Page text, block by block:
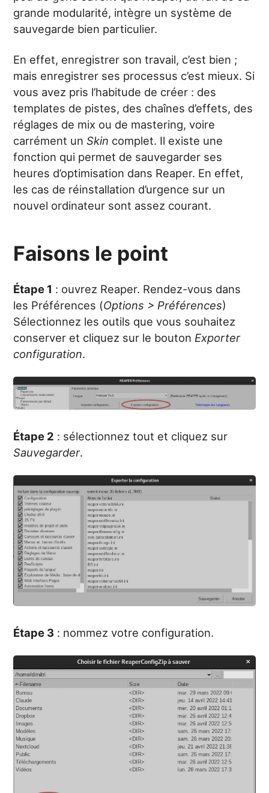
grande modularité, intègre un système de
sauvegarde bien particulier.
En effet, enregistrer son travail, c’est bien ;
mais enregistrer ses processus c’est mieux. Si
vous avez pris l’habitude de créer : des
templates de pistes, des chaînes d’effets, des
réglages de mix ou de mastering, voire
carrément unSkin complet. Il existe une
fonction qui permet de sauvegarder ses
heures d’optimisation dans Reaper. En effet,
les cas de réinstallation d’urgence sur un
nouvel ordinateur sont assez courant.
Faisons le point
Étape 1 : ouvrez Reaper. Rendez-vous dans
les Préférences (Options > Préférences)
Sélectionnez les outils que vous souhaitez
conserver et cliquez sur le bouton Exporter
configuration.
Étape 2 : sélectionnez tout et cliquez sur
Sauvegarder.
Étape 3 : nommez votre configuration.